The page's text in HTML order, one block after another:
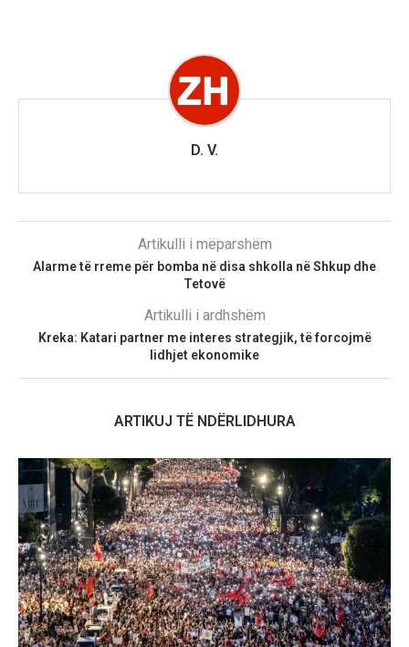
D. V.
Artikulli i mëparshëm
Alarme të rreme për bomba në disa shkolla në Shkup dhe
Tetovë
Artikulli i ardhshëm
Kreka: Katari partner me interes strategjik, të forcojmë
lidhjet ekonomike
ARTIKUJ TË NDËRLIDHURA